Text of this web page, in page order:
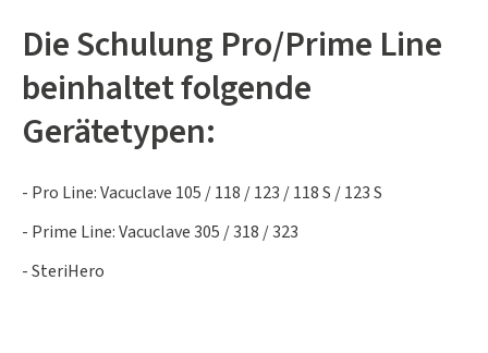
Die Schulung Pro/Prime Line
beinhaltet folgende
Gerätetypen:
- Pro Line: Vacuclave 105 / 118 / 123 / 118 S / 123 S
- Prime Line: Vacuclave 305 / 318 / 323
- SteriHero